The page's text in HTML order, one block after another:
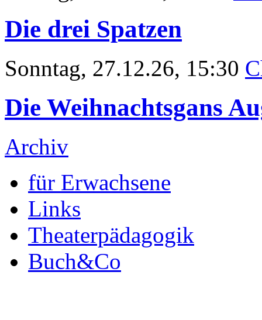
Die drei Spatzen
Sonntag, 27.12.26, 15:30
Die Weihnachtsgans
Archiv
für Erwachsene
Links
Theaterpädagogik
Buch&Co